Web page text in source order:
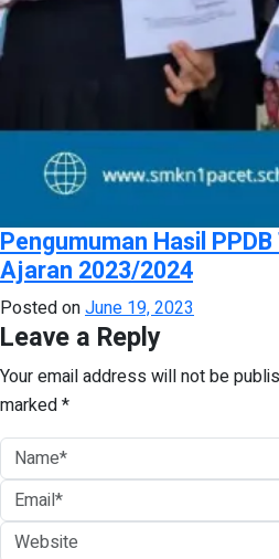
Pengumuman Hasil
Ajaran 2023/2024
Posted onJune 19, 2023
Leave a Reply
Your email address will not be
marked*